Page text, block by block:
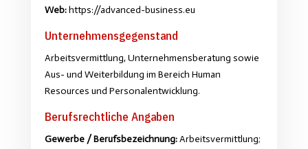
Web:https://advanced-business.eu
Unternehmensgegenstand
Arbeitsvermittlung, Unternehmensberatung sowie
Aus- und Weiterbildung im Bereich Human
Resources und Personalentwicklung.
Berufsrechtliche Angaben
Gewerbe / Berufsbezeichnung:Arbeitsvermittlung;